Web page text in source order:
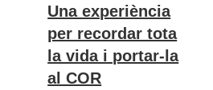
Una experiència
per recordar tota
la vida i portar-la
al COR